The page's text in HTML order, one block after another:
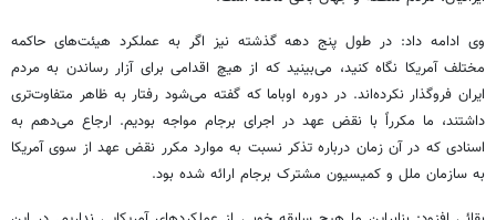
وی ادامه داد: در طول پنج دهه گذشته نیز اگر به عملکرد هیئت‌های حاکمه
مختلف آمریکا نگاه کنید، می‌بینید که از هیچ اقدامی برای آزار رساندن به مردم
ایران فروگذار نکرده‌اند. در دوره اوباما که گفته می‌شود رفتار به ظاهر متفاوت‌تری
داشتند، ما مکرراً با نقض عهد در اجرای برجام مواجه بودیم. ارجاع می‌دهم به
اسنادی که در آن زمان درباره تذکر نسبت به موارد مکرر نقض عهد از سوی آمریکا
به سازمان ملل و کمیسیون مشترک برجام ارائه شده بود.